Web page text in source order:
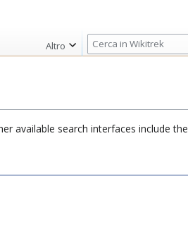
available search interfaces include the
Altro
R
i
r
c